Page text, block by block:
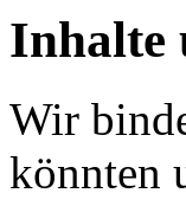
Inhalte
Wir
könnten